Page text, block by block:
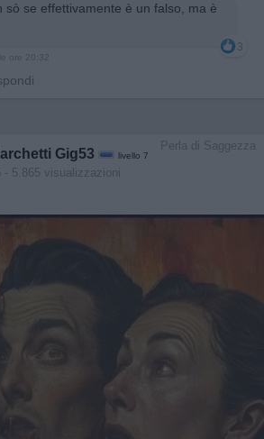
sò se effettivamente è un falso, ma è
3
Perla di Saggezza
Gig53 livello 7
- 5.865 visualizzazioni